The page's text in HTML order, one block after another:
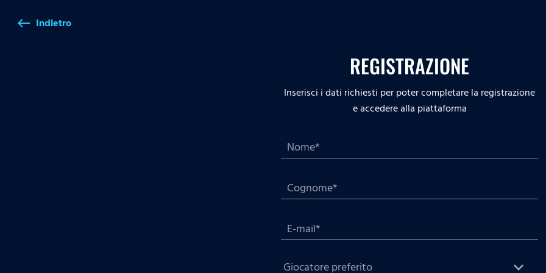
west Indietro
REGISTRAZIONE
Inserisci i dati richiesti per poter completare la registrazione
e accedere alla piattaforma